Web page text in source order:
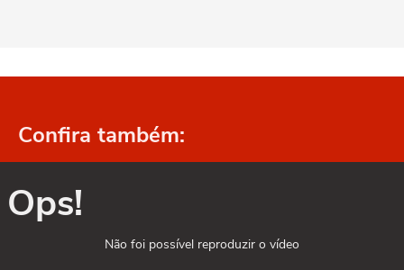
Confira também:
Ops!
Não foi possível reproduzir o vídeo